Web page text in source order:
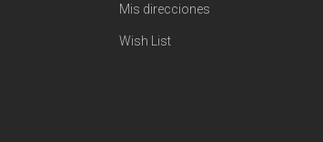
Mis direcciones
Wish List